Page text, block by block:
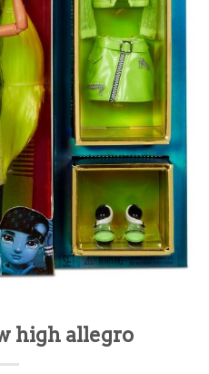
high allegro